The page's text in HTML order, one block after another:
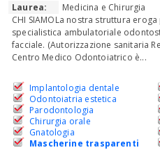
Laurea:
Medicina e Chirurgia
CHI SIAMOLa nostra struttura
specialistica ambulatoriale
facciale. (Autorizzazione sanitaria
Centro Medico Odontoiatrico è...
Implantologia dentale
Odontoiatria estetica
Parodontologia
Chirurgia orale
Gnatologia
Mascherine trasparenti